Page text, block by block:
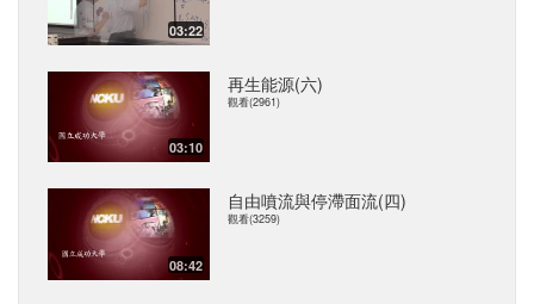
03:22
03:10
再生能源(六)
觀看(2961)
08:42
自由噴流與停滯面流(四)
觀看(3259)